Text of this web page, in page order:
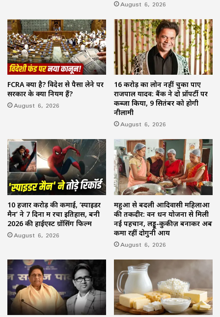
August 6, 2026
FCRA क्या है? विदेश से पैसा लेने पर
सरकार के क्या नियम हैं?
August 6, 2026
16 करोड़ का लोन नहीं चुका पाए
राजपाल यादव: बैंक ने दो प्रॉपर्टी पर
कब्जा किया, 9 सितंबर को होगी
नीलामी
August 6, 2026
10 हजार करोड़ की कमाई, ‘स्पाइडर
मैन’ ने 7 दिनों में रचा इतिहास, बनी
2026 की हाईएस्ट ग्रॉसिंग फिल्म
August 6, 2026
महुआ से बदली आदिवासी महिलाओं
की तकदीर: वन धन योजना से मिली
नई पहचान, लड्डू-कुकीज़ बनाकर अब
कमा रहीं दोगुनी आय
August 6, 2026